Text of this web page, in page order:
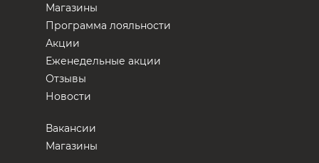
Магазины
Программа лояльности
Акции
Еженедельные акции
Отзывы
Новости
Вакансии
Магазины